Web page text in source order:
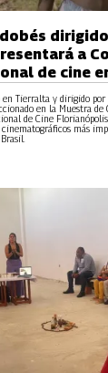
Tierralta y dirigido por
en la Muestra de
de Cine
más
a
de cine